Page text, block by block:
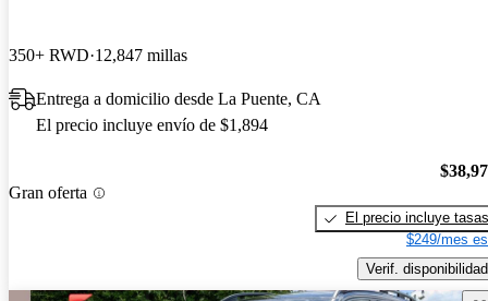
350+ RWD 12,847 millas
Entrega a domicilio desde La Puente, CA
El precio incluye envío de $1,894
Gran oferta
El precio incluye tasas
$249/mes
Verif. disponibilidad